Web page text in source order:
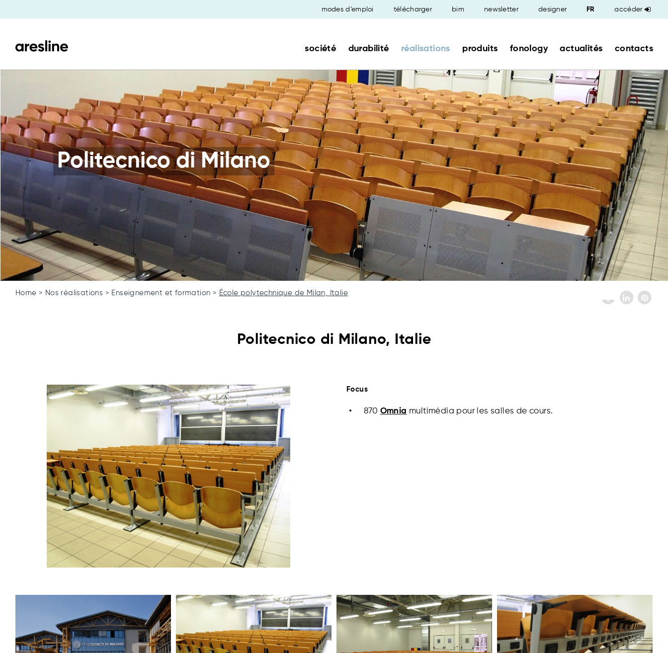
modes d’emploi télécharger bim newsletter designer accéder
société durabilité réalisations produits fonology actualités contacts
Politecnico di Milano
Home Nos réalisations Enseignement et formation École polytechnique de Milan, Italie
Politecnico di Milano, Italie
Focus
870 Omnia multimédia pour les salles de cours.